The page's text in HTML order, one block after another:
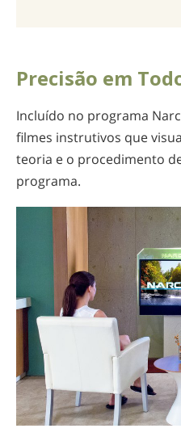
Precisão em
Incluído no programa
filmes instrutivos que
teoria e o procedimento
programa.